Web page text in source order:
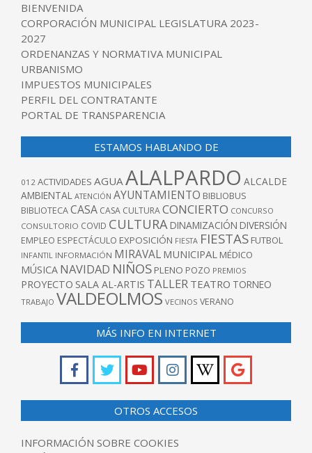
BIENVENIDA
CORPORACIÓN MUNICIPAL LEGISLATURA 2023-
2027
ORDENANZAS Y NORMATIVA MUNICIPAL
URBANISMO
IMPUESTOS MUNICIPALES
PERFIL DEL CONTRATANTE
PORTAL DE TRANSPARENCIA
ESTAMOS HABLANDO DE
012 ACTIVIDADES AGUAALALPARDO ALCALDE
AMBIENTAL ATENCIÓN AYUNTAMIENTO BIBLIOBUS
BIBLIOTECACASA CASA CULTURACONCIERTO CONCURSO
CONSULTORIO COVID CULTURA DINAMIZACIÓN DIVERSIÓN
EMPLEO ESPECTÁCULO EXPOSICIÓN FIESTA FIESTAS FUTBOL
INFANTIL INFORMACIÓN MIRAVAL MUNICIPAL MÉDICO
MÚSICA NAVIDAD NIÑOS PLENO POZO PREMIOS
PROYECTO SALA AL-ARTIS TALLER TEATRO TORNEO
TRABAJO VALDEOLMOS VECINOS VERANO
MÁS INFO EN INTERNET
OTROS ACCESOS
INFORMACIÓN SOBRE COOKIES